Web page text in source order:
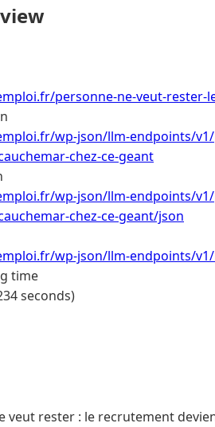
personne-ne-veut-rester-
wp-json/llm-endpoints/
chez-ce-geant
wp-json/llm-endpoints/
chez-ce-geant/json
wp-json/llm-endpoints/
time
seconds)
veut rester : le recrutement